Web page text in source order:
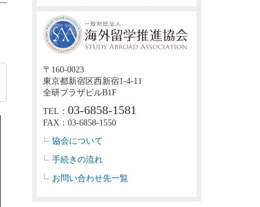
〒160-0023
東京都新宿区西新宿1-4-11
全研プラザビルB1F
TEL：03-6858-1581
FAX：03-6858-1550
協会について
手続きの流れ
お問い合わせ先一覧